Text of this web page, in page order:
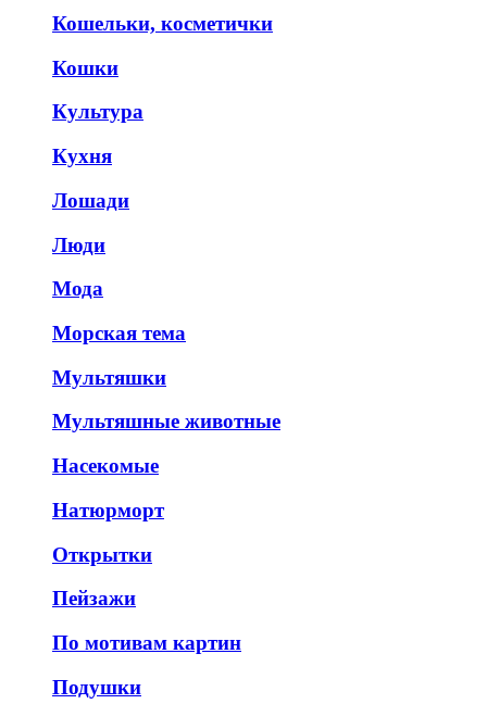
Кошельки, косметички
Кошки
Культура
Кухня
Лошади
Люди
Мода
Морская тема
Мультяшки
Мультяшные животные
Насекомые
Натюрморт
Открытки
Пейзажи
По мотивам картин
Подушки